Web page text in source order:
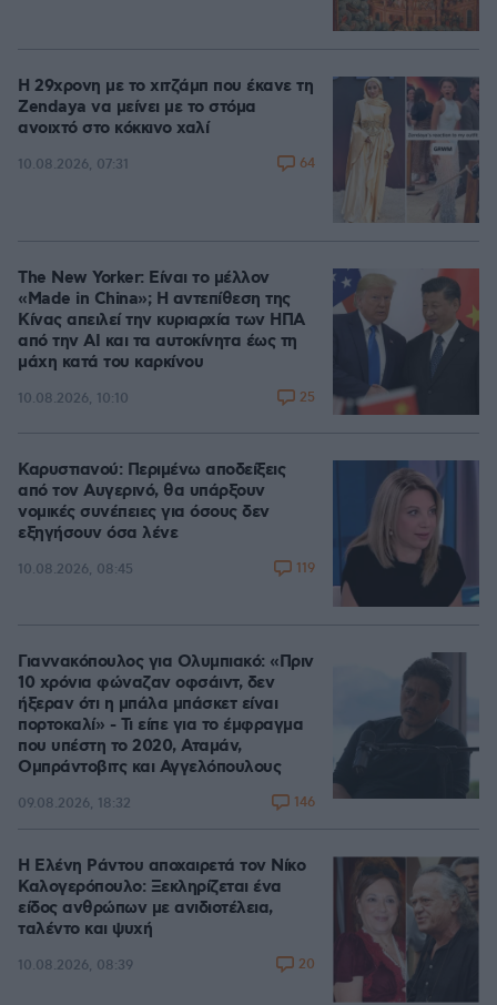
Η 29χρονη με το χιτζάμπ που έκανε τη
Zendaya να μείνει με το στόμα
ανοιχτό στο κόκκινο χαλί
10.08.2026, 07:31 64
The New Yorker: Είναι το μέλλον
«Made in China»; Η αντεπίθεση της
Κίνας απειλεί την κυριαρχία των ΗΠΑ
από την ΑΙ και τα αυτοκίνητα έως τη
μάχη κατά του καρκίνου
10.08.2026, 10:10 25
Καρυστιανού: Περιμένω αποδείξεις
από τον Αυγερινό, θα υπάρξουν
νομικές συνέπειες για όσους δεν
εξηγήσουν όσα λένε
10.08.2026, 08:45 119
Γιαννακόπουλος για Ολυμπιακό: «Πριν
10 χρόνια φώναζαν οφσάιντ, δεν
ήξεραν ότι η μπάλα μπάσκετ είναι
πορτοκαλί» - Τι είπε για το έμφραγμα
που υπέστη το 2020, Αταμάν,
Ομπράντοβιτς και Αγγελόπουλους
09.08.2026, 18:32 146
Η Ελένη Ράντου αποχαιρετά τον Νίκο
Καλογερόπουλο: Ξεκληρίζεται ένα
είδος ανθρώπων με ανιδιοτέλεια,
ταλέντο και ψυχή
10.08.2026, 08:39 20